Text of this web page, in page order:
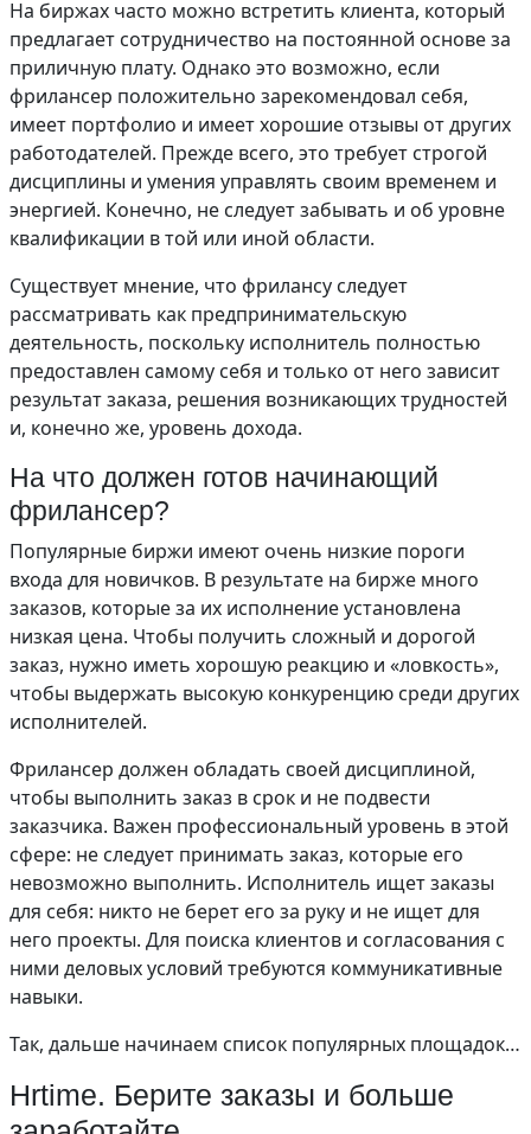
На биржах часто можно встретить клиента, который
предлагает сотрудничество на постоянной основе за
приличную плату. Однако это возможно, если
фрилансер положительно зарекомендовал себя,
имеет портфолио и имеет хорошие отзывы от других
работодателей. Прежде всего, это требует строгой
дисциплины и умения управлять своим временем и
энергией. Конечно, не следует забывать и об уровне
квалификации в той или иной области.
Существует мнение, что фрилансу следует
рассматривать как предпринимательскую
деятельность, поскольку исполнитель полностью
предоставлен самому себя и только от него зависит
результат заказа, решения возникающих трудностей
и, конечно же, уровень дохода.
На что должен готов начинающий
фрилансер?
Популярные биржи имеют очень низкие пороги
входа для новичков. В результате на бирже много
заказов, которые за их исполнение установлена
низкая цена. Чтобы получить сложный и дорогой
заказ, нужно иметь хорошую реакцию и «ловкость»,
чтобы выдержать высокую конкуренцию среди других
исполнителей.
Фрилансер должен обладать своей дисциплиной,
чтобы выполнить заказ в срок и не подвести
заказчика. Важен профессиональный уровень в этой
сфере: не следует принимать заказ, которые его
невозможно выполнить. Исполнитель ищет заказы
для себя: никто не берет его за руку и не ищет для
него проекты. Для поиска клиентов и согласования с
ними деловых условий требуются коммуникативные
навыки.
Так, дальше начинаем список популярных площадок…
Hrtime. Берите заказы и больше